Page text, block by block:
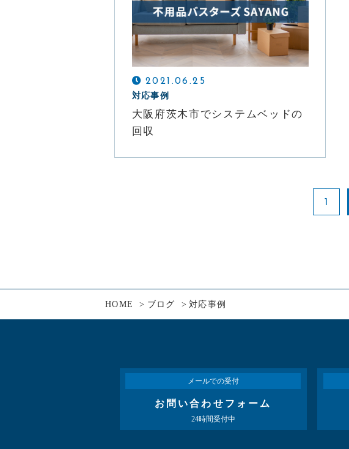
2021.06.25
対応事例
大阪府茨木市でシステムベッドの
回収
1
HOME ブログ 対応事例
メールでの受付
お問い合わせフォーム
24時間受付中